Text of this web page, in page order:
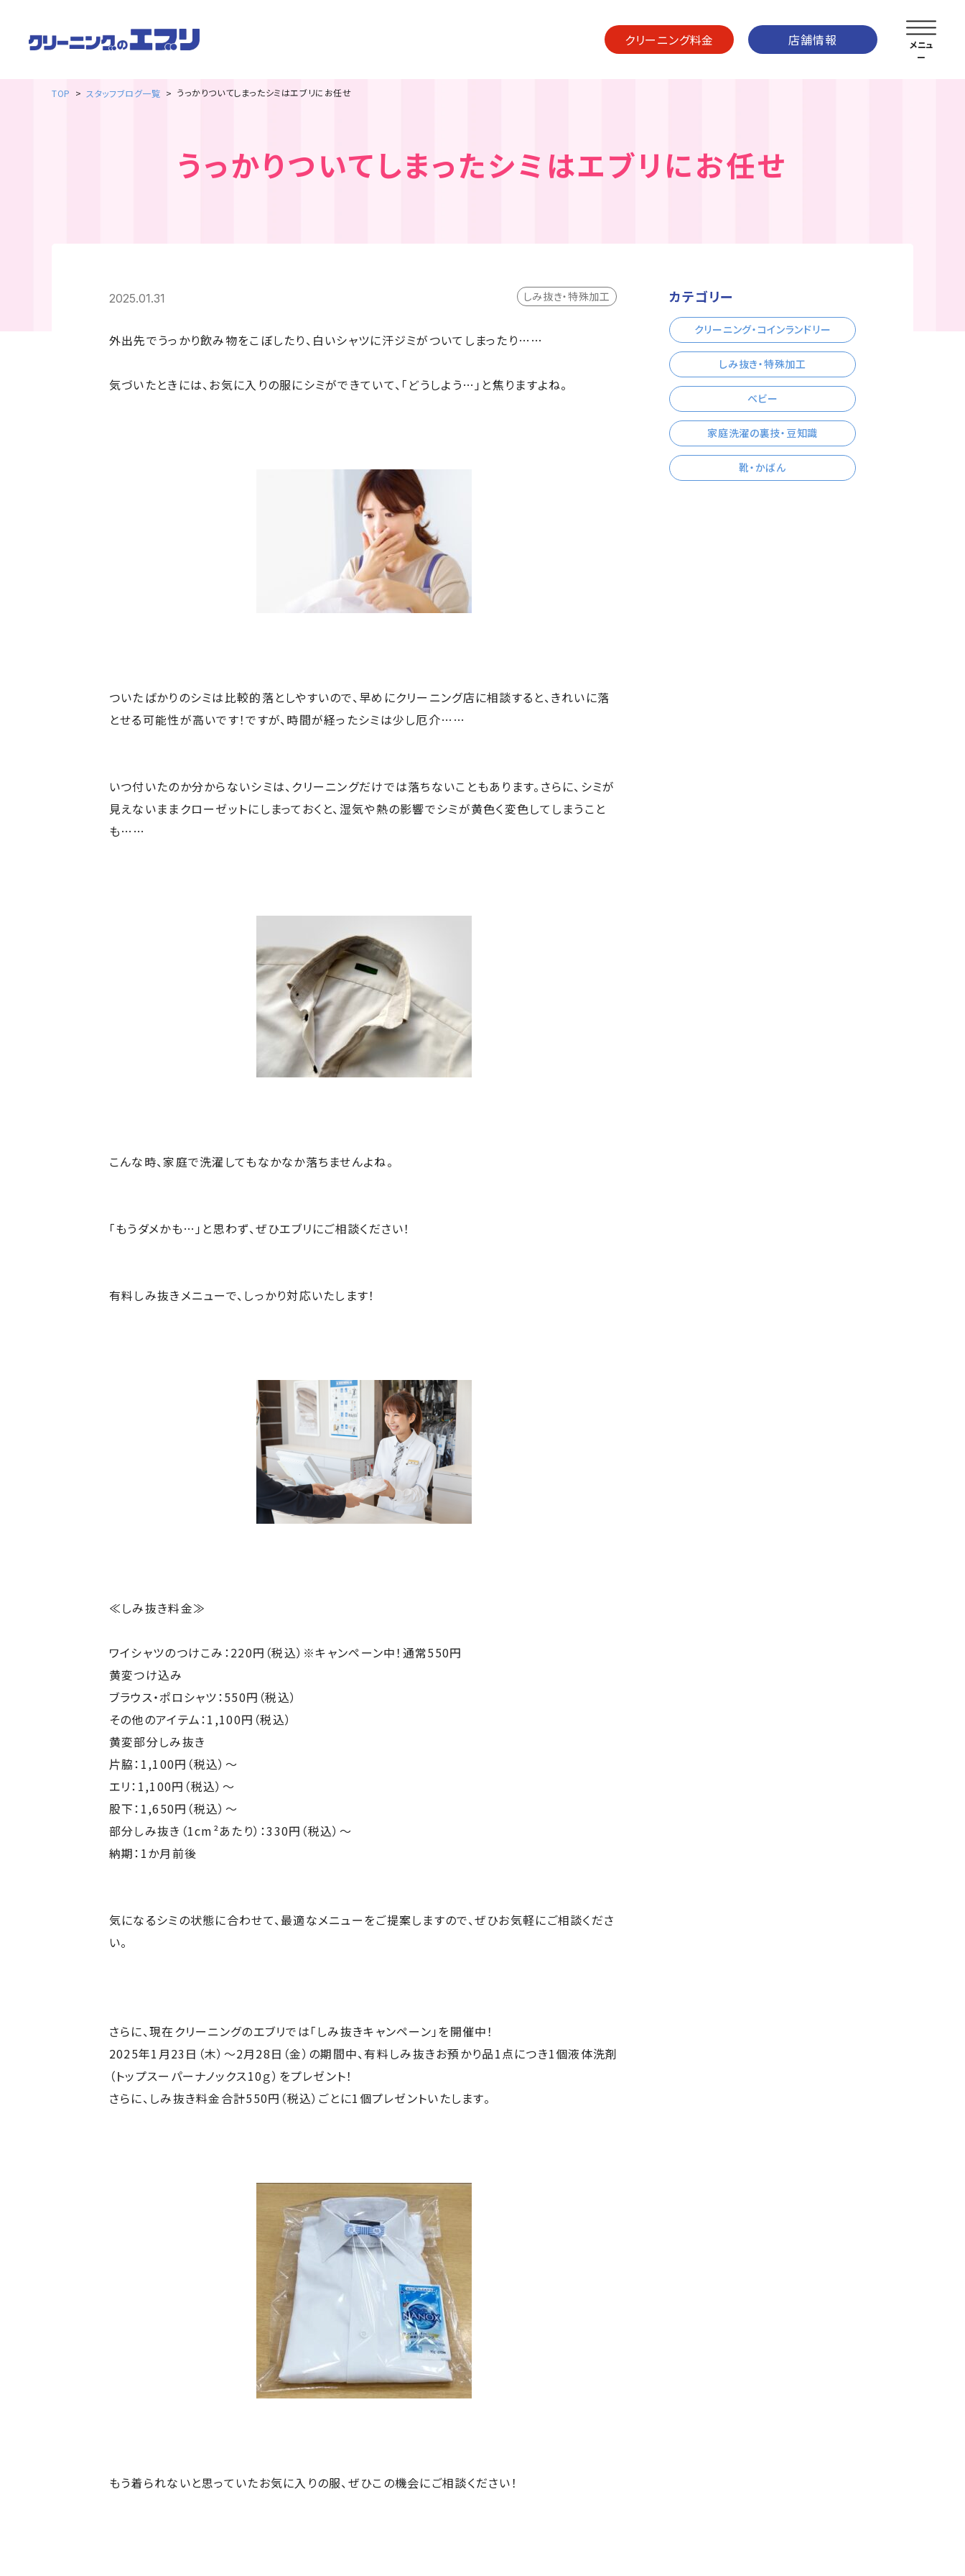
クリーニング料金 店舗情報
TOP スタッフブログ一覧 うっかりついてしまったシミはエブリにお任せ
うっかりついてしまったシミはエブリにお任せ
しみ抜き・特殊加工
2025.01.31
外出先でうっかり飲み物をこぼしたり、白いシャツに汗ジミがついてしまったり……
気づいたときには、お気に入りの服にシミができていて、「どうしよう…」と焦りますよね。
ついたばかりのシミは比較的落としやすいので、早めにクリーニング店に相談すると、きれいに落
とせる可能性が高いです！ですが、時間が経ったシミは少し厄介……
いつ付いたのか分からないシミは、クリーニングだけでは落ちないこともあります。さらに、シミが
見えないままクローゼットにしまっておくと、湿気や熱の影響でシミが黄色く変色してしまうこと
も……
こんな時、家庭で洗濯してもなかなか落ちませんよね。
「もうダメかも…」と思わず、ぜひエブリにご相談ください！
有料しみ抜きメニューで、しっかり対応いたします！
≪しみ抜き料金≫
ワイシャツのつけこみ：220円（税込）※キャンペーン中！通常550円
黄変つけ込み
ブラウス・ポロシャツ：550円（税込）
その他のアイテム：1,100円（税込）
黄変部分しみ抜き
片脇：1,100円（税込）～
エリ：1,100円（税込）～
股下：1,650円（税込）～
部分しみ抜き（1cm²あたり）：330円（税込）～
納期：1か月前後
気になるシミの状態に合わせて、最適なメニューをご提案しますので、ぜひお気軽にご相談くださ
い。
さらに、現在クリーニングのエブリでは「しみ抜きキャンペーン」を開催中！
2025年1月23日（木）～2月28日（金）の期間中、有料しみ抜きお預かり品1点につき1個液体洗剤
（トップスーパーナノックス10ｇ）をプレゼント！
さらに、しみ抜き料金合計550円（税込）ごとに1個プレゼントいたします。
もう着られないと思っていたお気に入りの服、ぜひこの機会にご相談ください！
カテゴリー
クリーニング・コインランドリー
しみ抜き・特殊加工
ベビー
家庭洗濯の裏技・豆知識
靴・かばん